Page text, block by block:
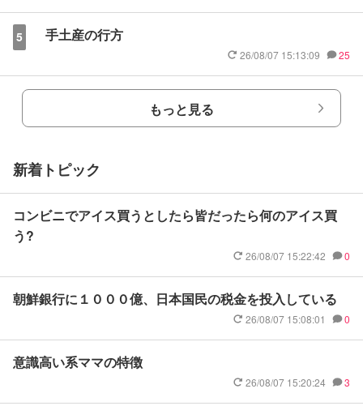
5 手土産の行方
26/08/07 15:13:09 25
もっと見る
新着トピック
コンビニでアイス買うとしたら皆だったら何のアイス買
う?
26/08/07 15:22:42 0
朝鮮銀行に１０００億、日本国民の税金を投入している
26/08/07 15:08:01 0
意識高い系ママの特徴
26/08/07 15:20:24 3